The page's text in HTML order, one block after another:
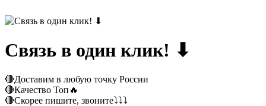
Связь в один клик! ⬇
🔴Доставим в любую точку России
🔴Качество Топ🔥
🔴Скорее пишите, звоните⤵⤵⤵